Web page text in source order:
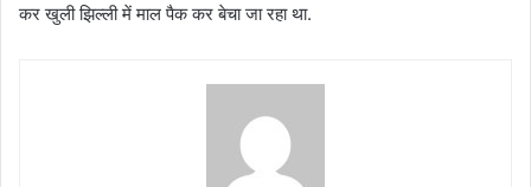
कर खुली झिल्ली में माल पैक कर बेचा जा रहा था.